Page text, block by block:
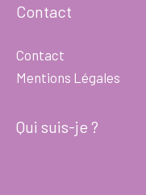
Contact
Contact
Mentions Légales
Qui suis-je ?